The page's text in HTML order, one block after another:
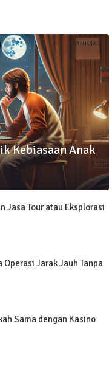
Kebiasaan Anak
Jasa Tour atau Eksplorasi
Jarak Jauh Tanpa
Sama dengan Kasino